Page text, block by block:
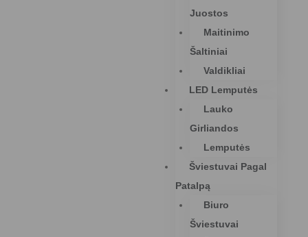
Juostos
Maitinimo
Šaltiniai
Valdikliai
LED Lemputės
Lauko
Girliandos
Lemputės
Šviestuvai Pagal
Patalpą
Biuro
Šviestuvai